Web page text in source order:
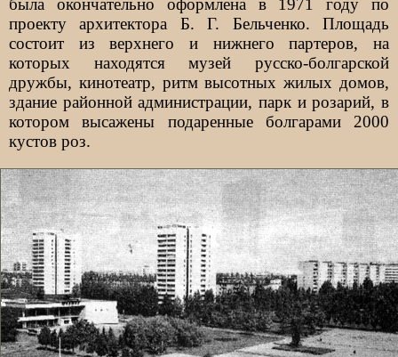
проекту архитектора Б. Г. Бельченко. Площадь
состоит из верхнего и нижнего партеров, на
которых находятся музей русско-болгарской
дружбы, кинотеатр, ритм высотных жилых домов,
здание районной администрации, парк и розарий, в
котором высажены подаренные болгарами 2000
кустов роз.